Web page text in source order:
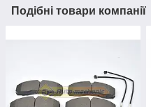
Подібні товари компанії